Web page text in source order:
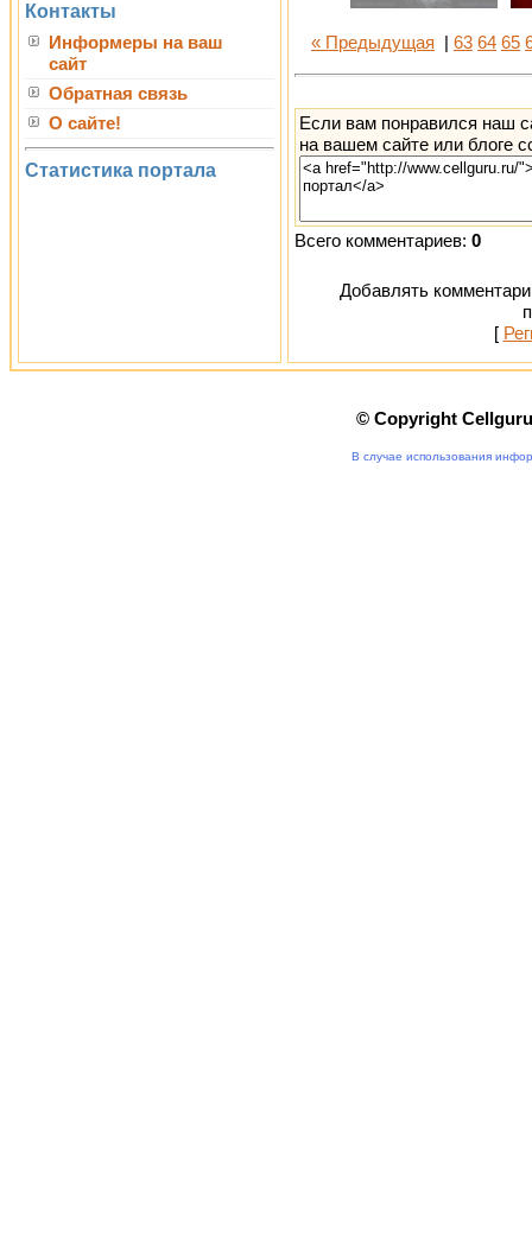
Контакты
Информеры на ваш
сайт
Обратная связь
О сайте!
Статистика портала
« Предыдущая 63 64 65
Если вам понравился наш
на вашем сайте или блоге
Всего комментариев: 0
Добавлять
[
© Copyright
В случае использования